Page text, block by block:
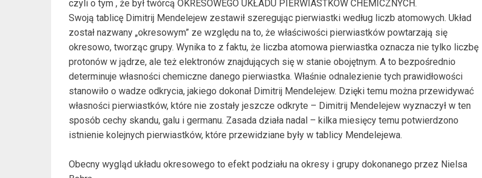
czyli o tym , że był twórcą OKRESOWEGO UKŁADU PIERWIASTKÓW CHEMICZNYCH.
Swoją tablicę Dimitrij Mendelejew zestawił szeregując pierwiastki według liczb atomowych. Układ
został nazwany „okresowym” ze względu na to, że właściwości pierwiastków powtarzają się
okresowo, tworząc grupy. Wynika to z faktu, że liczba atomowa pierwiastka oznacza nie tylko liczbę
protonów w jądrze, ale też elektronów znajdujących się w stanie obojętnym. A to bezpośrednio
determinuje własności chemiczne danego pierwiastka. Właśnie odnalezienie tych prawidłowości
stanowiło o wadze odkrycia, jakiego dokonał Dimitrij Mendelejew. Dzięki temu można przewidywać
własności pierwiastków, które nie zostały jeszcze odkryte – Dimitrij Mendelejew wyznaczył w ten
sposób cechy skandu, galu i germanu. Zasada działa nadal – kilka miesięcy temu potwierdzono
istnienie kolejnych pierwiastków, które przewidziane były w tablicy Mendelejewa.
Obecny wygląd układu okresowego to efekt podziału na okresy i grupy dokonanego przez Nielsa